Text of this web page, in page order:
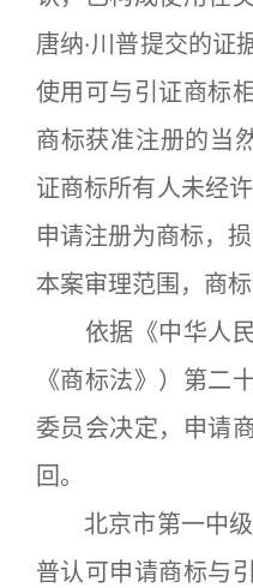
唐纳·川普提交的证
使用可与引证商标
商标获准注册的当
证商标所有人未经
申请注册为商标，
本案审理范围，商
依据《中华人民
《商标法》）第二
委员会决定，申请
回。
北京市第一中级
普认可申请商标与